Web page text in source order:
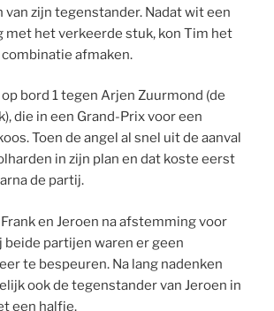
zijn tegenstander. Nadat wit een
met het verkeerde stuk, kon Tim het
afmaken.
bord 1 tegen Arjen Zuurmond (de
die in een Grand-Prix voor een
Toen de angel al snel uit de aanval
in zijn plan en dat koste eerst
de partij.
en Jeroen na afstemming voor
beide partijen waren er geen
te bespeuren. Na lang nadenken
ook de tegenstander van Jeroen in
een halfje.